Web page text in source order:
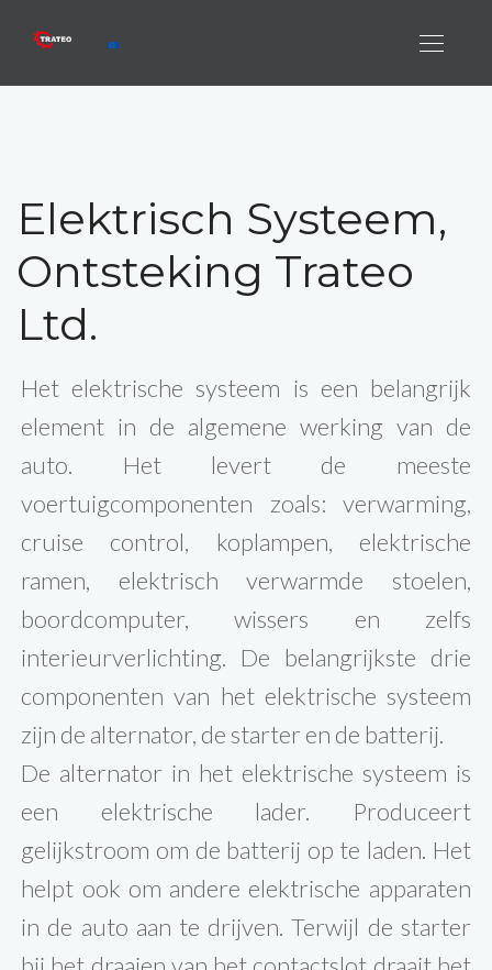
Elektrisch Systeem,
Ontsteking Trateo
Ltd.
Het elektrische systeem is een belangrijk
element in de algemene werking van de
auto. Het levert de meeste
voertuigcomponenten zoals: verwarming,
cruise control, koplampen, elektrische
ramen, elektrisch verwarmde stoelen,
boordcomputer, wissers en zelfs
interieurverlichting. De belangrijkste drie
componenten van het elektrische systeem
zijn de alternator, de starter en de batterij.
De alternator in het elektrische systeem is
een elektrische lader. Produceert
gelijkstroom om de batterij op te laden. Het
helpt ook om andere elektrische apparaten
in de auto aan te drijven. Terwijl de starter